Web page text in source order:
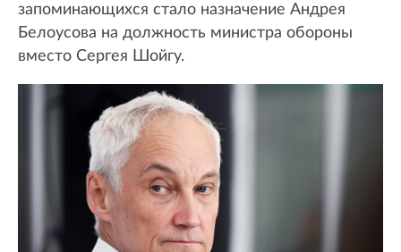
запоминающихся стало назначение Андрея
Белоусова на должность министра обороны
вместо Сергея Шойгу.